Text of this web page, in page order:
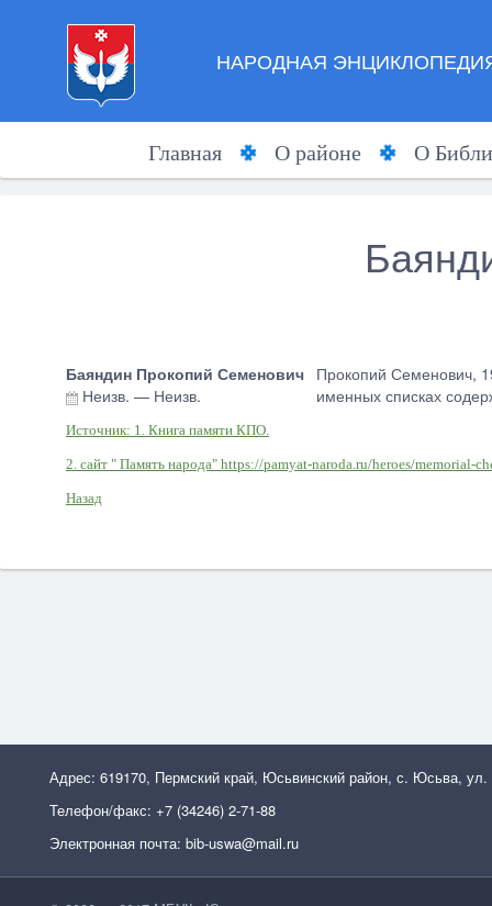
НАРОДНАЯ
Главная О районе О
Баяндин Прокопий Семенович
Неизв. — Неизв.
Прокопий Семенович,
именных списках
Источник: 1. Книга памяти КПО.
2. сайт " Память народа" https://pamyat-naroda.ru/heroes/memorial-
Назад
Адрес: 619170, Пермский край, Юсьвинский район, с. Юсьва, ул.
Телефон/факс: +7 (34246) 2-71-88
Электронная почта: bib-uswa@mail.ru